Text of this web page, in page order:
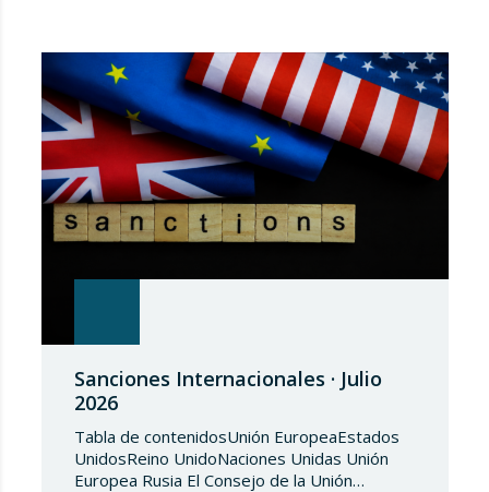
Sanciones Internacionales · Julio
2026
Tabla de contenidosUnión EuropeaEstados
UnidosReino UnidoNaciones Unidas Unión
Europea Rusia El Consejo de la Unión